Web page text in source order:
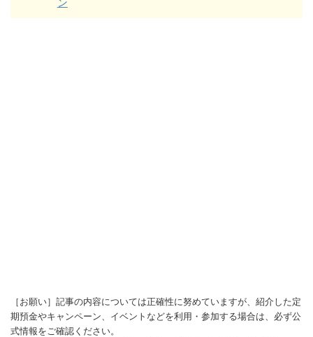
［お願い］記事の内容については正確性に努めていますが、紹介した定
期預金やキャンペーン、イベントなどを利用・参加する場合は、必ず公
式情報をご確認ください。